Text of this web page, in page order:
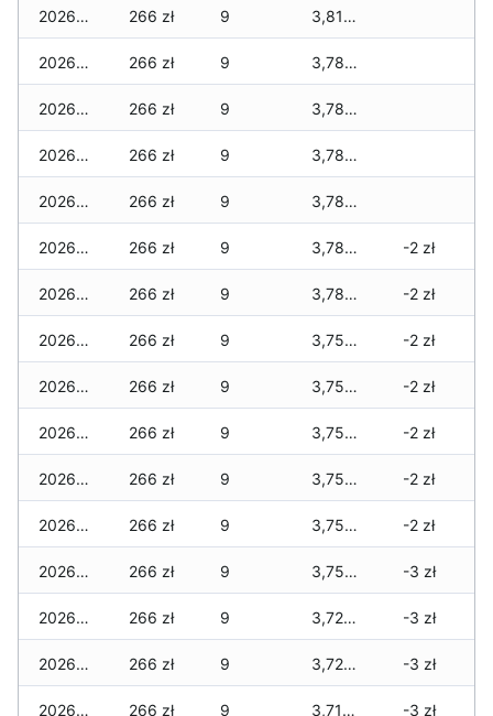
2026-02-27 266 zł 9 3,818 zł
2026-02-26 266 zł 9 3,788 zł
2026-02-25 266 zł 9 3,788 zł
2026-02-24 266 zł 9 3,788 zł
2026-02-23 266 zł 9 3,788 zł
2026-02-22 266 zł 9 3,788 zł -2 zł
2026-02-21 266 zł 9 3,788 zł -2 zł
2026-02-20 266 zł 9 3,758 zł -2 zł
2026-02-19 266 zł 9 3,758 zł -2 zł
2026-02-18 266 zł 9 3,758 zł -2 zł
2026-02-17 266 zł 9 3,758 zł -2 zł
2026-02-16 266 zł 9 3,758 zł -2 zł
2026-02-15 266 zł 9 3,758 zł -3 zł
2026-02-14 266 zł 9 3,728 zł -3 zł
2026-02-13 266 zł 9 3,728 zł -3 zł
2026-02-12 266 zł 9 3,715 zł -3 zł